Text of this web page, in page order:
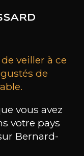
veiller à ce
de
vous avez
votre pays
Bernard-